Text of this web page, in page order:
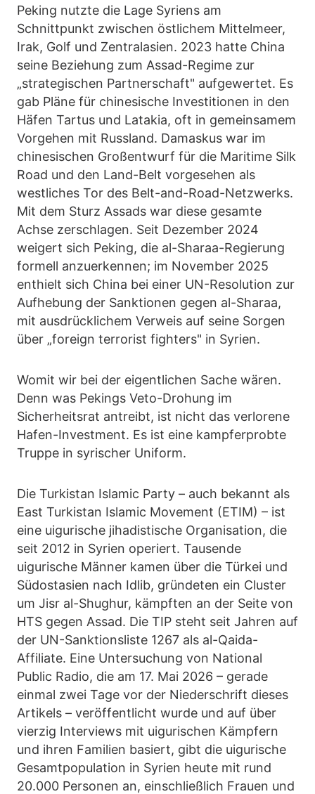
Peking nutzte die Lage Syriens am
Schnittpunkt zwischen östlichem Mittelmeer,
Irak, Golf und Zentralasien. 2023 hatte China
seine Beziehung zum Assad-Regime zur
„strategischen Partnerschaft" aufgewertet. Es
gab Pläne für chinesische Investitionen in den
Häfen Tartus und Latakia, oft in gemeinsamem
Vorgehen mit Russland. Damaskus war im
chinesischen Großentwurf für die Maritime Silk
Road und den Land-Belt vorgesehen als
westliches Tor des Belt-and-Road-Netzwerks.
Mit dem Sturz Assads war diese gesamte
Achse zerschlagen. Seit Dezember 2024
weigert sich Peking, die al-Sharaa-Regierung
formell anzuerkennen; im November 2025
enthielt sich China bei einer UN-Resolution zur
Aufhebung der Sanktionen gegen al-Sharaa,
mit ausdrücklichem Verweis auf seine Sorgen
über „foreign terrorist fighters" in Syrien.
Womit wir bei der eigentlichen Sache wären.
Denn was Pekings Veto-Drohung im
Sicherheitsrat antreibt, ist nicht das verlorene
Hafen-Investment. Es ist eine kampferprobte
Truppe in syrischer Uniform.
Die Turkistan Islamic Party – auch bekannt als
East Turkistan Islamic Movement (ETIM) – ist
eine uigurische jihadistische Organisation, die
seit 2012 in Syrien operiert. Tausende
uigurische Männer kamen über die Türkei und
Südostasien nach Idlib, gründeten ein Cluster
um Jisr al-Shughur, kämpften an der Seite von
HTS gegen Assad. Die TIP steht seit Jahren auf
der UN-Sanktionsliste 1267 als al-Qaida-
Affiliate. Eine Untersuchung von National
Public Radio, die am 17. Mai 2026 – gerade
einmal zwei Tage vor der Niederschrift dieses
Artikels – veröffentlicht wurde und auf über
vierzig Interviews mit uigurischen Kämpfern
und ihren Familien basiert, gibt die uigurische
Gesamtpopulation in Syrien heute mit rund
20.000 Personen an, einschließlich Frauen und